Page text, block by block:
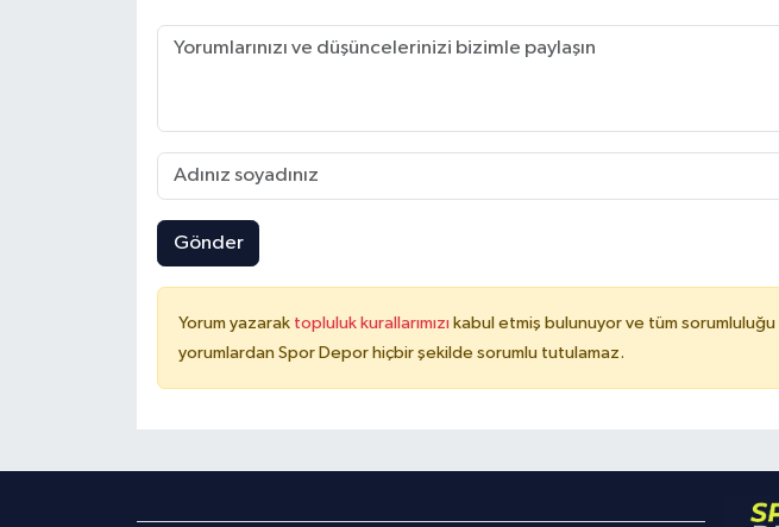
Gönder
Yorum yazarak topluluk kurallarımızı kabul etmiş bulunuyor ve tüm
yorumlardan Spor Depor hiçbir şekilde sorumlu tutulamaz.